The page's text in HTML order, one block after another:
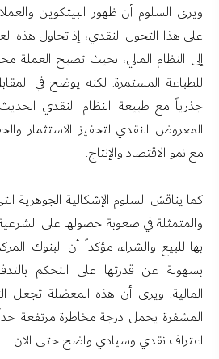
ويرى السلوم أن ظهور البيتكوين
على هذا التحول النقدي، إذ تحاول هذه
إلى النظام المالي، بحيث تصبح العملة
للطباعة المستمرة. لكنه يوضح في
جذرياً مع طبيعة النظام النقدي
المعروض النقدي لتحفيز الاستثمار
مع نمو الاقتصاد والإنتاج.
كما يناقش السلوم الإشكالية الجوهرية
والمتمثلة في صعوبة حصولها على
بها للبيع والشراء، مؤكداً أن البنوك
بسهولة عن قدرتها على التحكم
المالية. ويرى أن هذه المعضلة تجعل
المشفرة يحمل درجة مخاطرة مرتفعة
اعتراف نقدي وسيادي واضح حتى الآن.